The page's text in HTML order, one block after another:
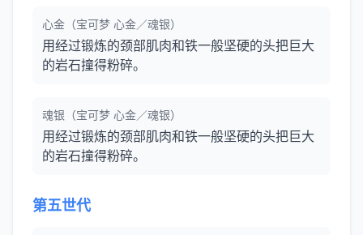
心金（宝可梦 心金／魂银）
用经过锻炼的颈部肌肉和铁一般坚硬的头把巨大
的岩石撞得粉碎。
魂银（宝可梦 心金／魂银）
用经过锻炼的颈部肌肉和铁一般坚硬的头把巨大
的岩石撞得粉碎。
第五世代